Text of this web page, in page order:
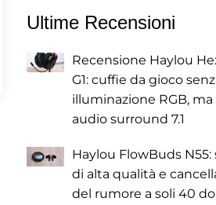
Ultime Recensioni
Recensione Haylou
G1: cuffie da gioco
illuminazione RGB, ma
audio surround 7.1
Haylou FlowBuds N55:
di alta qualità e
del rumore a soli 40